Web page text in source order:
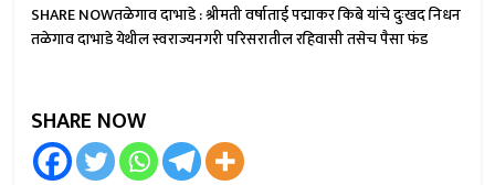
SHARE NOWतळेगाव दाभाडे : श्रीमती वर्षाताई पद्माकर किबे यांचे दुःखद निधन
तळेगाव दाभाडे येथील स्वराज्यनगरी परिसरातील रहिवासी तसेच पैसा फंड
SHARE NOW